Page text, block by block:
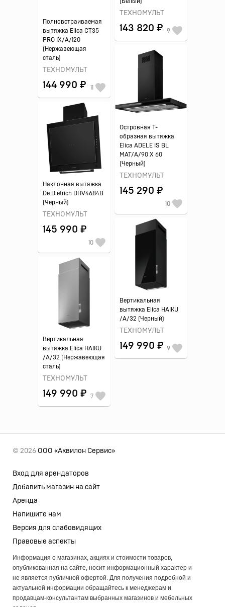
ТЕХНОМУЛЬТ
143 820 ₽ 9
Полновстраиваемая
вытяжка Elica CT35
PRO IX/A/120
(Нержавеющая
сталь)
ТЕХНОМУЛЬТ
144 990 ₽ 11
Островная Т-
образная вытяжка
Elica ADELE IS BL
MAT/A/90 X 60
(Черный)
ТЕХНОМУЛЬТ
145 290 ₽
10
Наклонная вытяжка
De Dietrich DHV4684B
(Черный)
ТЕХНОМУЛЬТ
145 990 ₽
10
Вертикальная
вытяжка Elica HAIKU
/A/32 (Черный)
ТЕХНОМУЛЬТ
149 990 ₽ 9
Вертикальная
вытяжка Elica HAIKU
/A/32 (Нержавеющая
сталь)
ТЕХНОМУЛЬТ
149 990 ₽ 7
© 2026 ООО «Аквилон Сервис»
Вход для арендаторов
Добавить магазин на сайт
Аренда
Напишите нам
Версия для слабовидящих
Правовые аспекты
Информация о магазинах, акциях и стоимости товаров,
опубликованная на сайте, носит информационный характер и
не является публичной офертой. Для получения подробной и
актуальной информации обращайтесь к менеджерам и
продавцам-консультантам выбранных магазинов и мебельных